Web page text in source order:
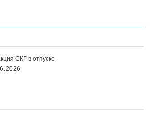
СКГ в отпуске